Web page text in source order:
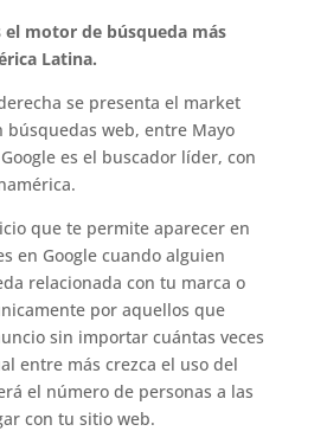
el motor de búsqueda más
Latina.
se presenta el market
búsquedas web, entre Mayo
es el buscador líder, con
que te permite aparecer en
en Google cuando alguien
relacionada con tu marca o
por aquellos que
sin importar cuántas veces
entre más crezca el uso del
el número de personas a las
con tu sitio web.